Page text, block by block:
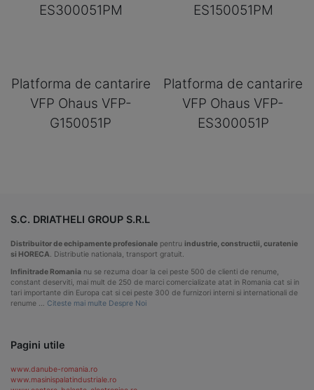
ES300051PM
ES150051PM
Platforma de cantarire
VFP Ohaus VFP-
G150051P
Platforma de cantarire
VFP Ohaus VFP-
ES300051P
S.C. DRIATHELI GROUP S.R.L
Distribuitor de echipamente profesionale pentru industrie, constructii, curatenie
si HORECA . Distributie nationala, transport gratuit.
Infinitrade Romania nu se rezuma doar la cei peste 500 de clienti de renume,
constant deserviti, mai mult de 250 de marci comercializate atat in Romania cat si in
tari importante din Europa cat si cei peste 300 de furnizori interni si internationali de
renume … Citeste mai multe Despre Noi
Pagini utile
www.danube-romania.ro
www.masinispalatindustriale.ro